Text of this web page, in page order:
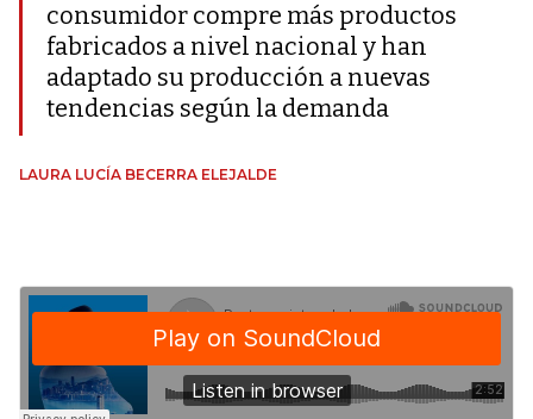
consumidor compre más productos
fabricados a nivel nacional y han
adaptado su producción a nuevas
tendencias según la demanda
LAURA LUCÍA BECERRA ELEJALDE